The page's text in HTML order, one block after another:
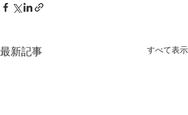
最新記事 すべて表示